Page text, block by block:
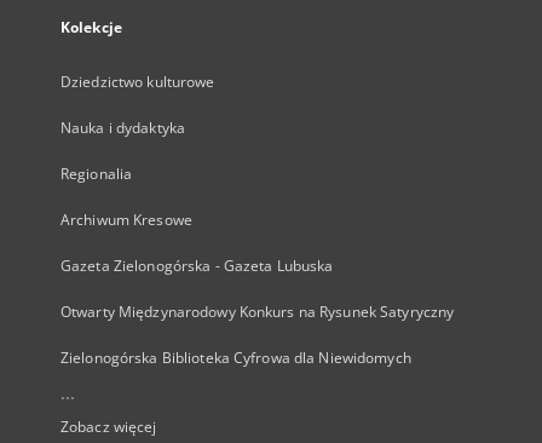
Kolekcje
Dziedzictwo kulturowe
Nauka i dydaktyka
Regionalia
Archiwum Kresowe
Gazeta Zielonogórska - Gazeta Lubuska
Otwarty Międzynarodowy Konkurs na Rysunek Satyryczny
Zielonogórska Biblioteka Cyfrowa dla Niewidomych
...
Zobacz więcej